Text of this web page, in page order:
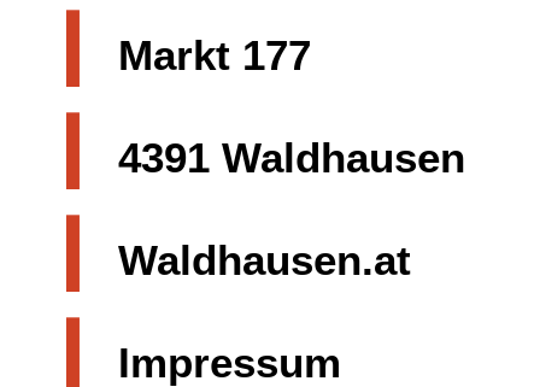
Markt 177
4391 Waldhausen
Waldhausen.at
Impressum